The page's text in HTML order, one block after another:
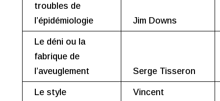
troubles de
l’épidémiologie
Jim Downs
Le déni ou la
fabrique de
l’aveuglement
Serge Tisseron
Le style
Vincent